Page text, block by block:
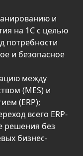
и
на 1С с целью
потребности
и безопасное
между
(MES) и
(ERP);
всего ERP-
решения без
бизнес-